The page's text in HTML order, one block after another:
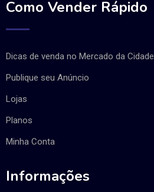
Como Vender Rápido
Dicas de venda no Mercado da Cidade
Publique seu Anúncio
Lojas
Planos
Minha Conta
Informações